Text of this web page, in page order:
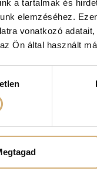
a tartalmak és
elemzéséhez.
vonatkozó
Ön által használt